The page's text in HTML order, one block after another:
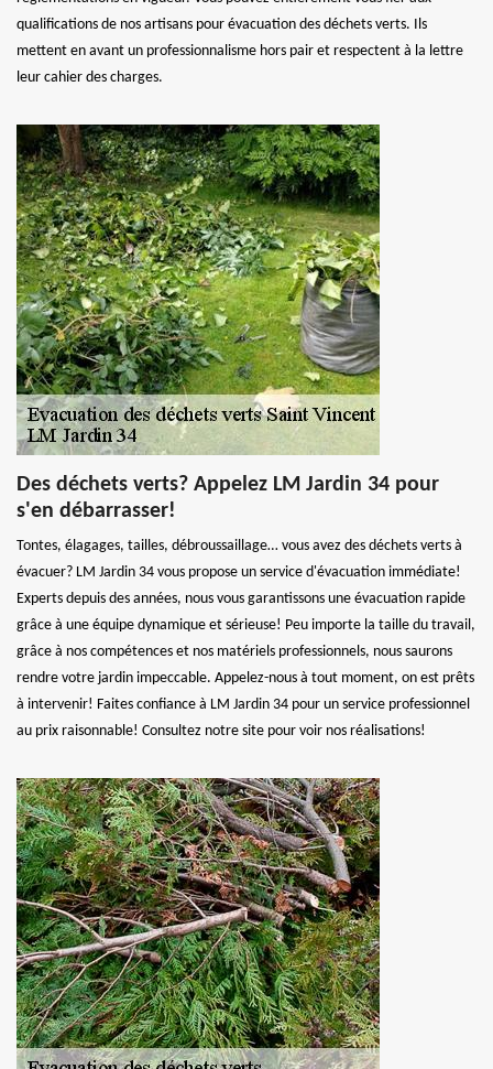
qualifications de nos artisans pour évacuation des déchets verts. Ils
mettent en avant un professionnalisme hors pair et respectent à la lettre
leur cahier des charges.
Des déchets verts? Appelez LM Jardin 34 pour
s'en débarrasser!
Tontes, élagages, tailles, débroussaillage… vous avez des déchets verts à
évacuer? LM Jardin 34 vous propose un service d'évacuation immédiate!
Experts depuis des années, nous vous garantissons une évacuation rapide
grâce à une équipe dynamique et sérieuse! Peu importe la taille du travail,
grâce à nos compétences et nos matériels professionnels, nous saurons
rendre votre jardin impeccable. Appelez-nous à tout moment, on est prêts
à intervenir! Faites confiance à LM Jardin 34 pour un service professionnel
au prix raisonnable! Consultez notre site pour voir nos réalisations!